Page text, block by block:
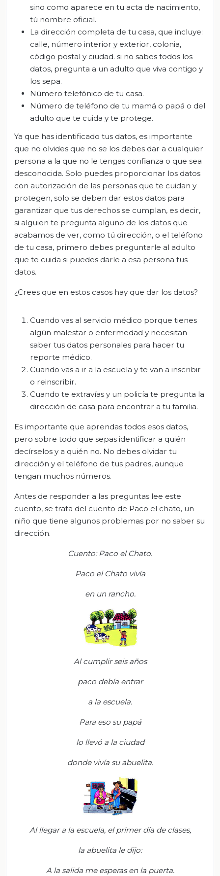
sino como aparece en tu acta de nacimiento,
tú nombre oficial.
La dirección completa de tu casa, que incluye:
calle, número interior y exterior, colonia,
código postal y ciudad. si no sabes todos los
datos, pregunta a un adulto que viva contigo y
los sepa.
Número telefónico de tu casa.
Número de teléfono de tu mamá o papá o del
adulto que te cuida y te protege.
Ya que has identificado tus datos, es importante
que no olvides que no se los debes dar a cualquier
persona a la que no le tengas confianza o que sea
desconocida. Solo puedes proporcionar los datos
con autorización de las personas que te cuidan y
protegen, solo se deben dar estos datos para
garantizar que tus derechos se cumplan, es decir,
si alguien te pregunta alguno de los datos que
acabamos de ver, como tú dirección, o el teléfono
de tu casa, primero debes preguntarle al adulto
que te cuida si puedes darle a esa persona tus
datos.
¿Crees que en estos casos hay que dar los datos?
Cuando vas al servicio médico porque tienes
algún malestar o enfermedad y necesitan
saber tus datos personales para hacer tu
reporte médico.
Cuando vas a ir a la escuela y te van a inscribir
o reinscribir.
Cuando te extravías y un policía te pregunta la
dirección de casa para encontrar a tu familia.
Es importante que aprendas todos esos datos,
pero sobre todo que sepas identificar a quién
decírselos y a quién no. No debes olvidar tu
dirección y el teléfono de tus padres, aunque
tengan muchos números.
Antes de responder a las preguntas lee este
cuento, se trata del cuento de Paco el chato, un
niño que tiene algunos problemas por no saber su
dirección.
Cuento: Paco el Chato.
Paco el Chato vivía
en un rancho.
Al cumplir seis años
paco debía entrar
a la escuela.
Para eso su papá
lo llevó a la ciudad
donde vivía su abuelita.
Al llegar a la escuela, el primer día de clases,
la abuelita le dijo:
A la salida me esperas en la puerta.